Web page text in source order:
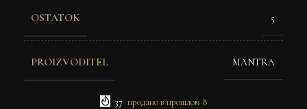
OSTATOK 5
PROIZVODITEL MANTRA
37 продано в прошлом 8